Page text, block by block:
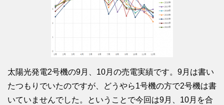
太陽光発電2号機の9月、10月の売電実績です。9月は書い
たつもりでいたのですが、どうやら1号機の方で2号機は書
いていませんでした。ということで今回は9月、10月を合